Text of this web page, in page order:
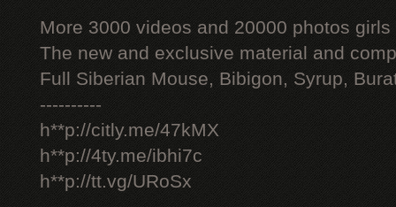
More 3000 videos and 20000 photos
The new and exclusive material and
Full Siberian Mouse, Bibigon, Syrup,
----------
h**p://citly.me/47kMX
h**p://4ty.me/ibhi7c
h**p://tt.vg/URoSx